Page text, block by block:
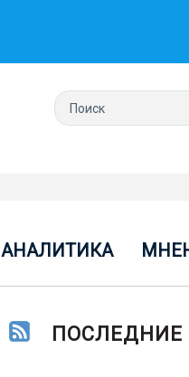
АНАЛИТИКА
ПОСЛЕДНИЕ